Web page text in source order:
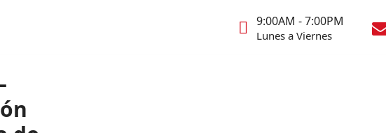
9:00AM - 7:00PM
Lunes a Viernes